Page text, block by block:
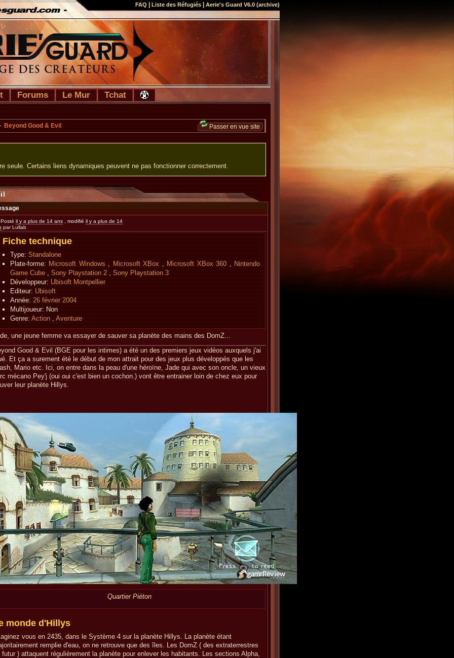
FAQ Liste des Réfugiés Aerie's Guard V6.0 (archive)
Forums Le Mur Tchat
Passer en vue site
Beyond Good & Evil
seule. Certains liens dynamiques peuvent ne pas fonctionner correctement.
Posté il y a plus de 14 ans , modifié il y a plus de 14
par Lullab
Fiche technique
Type: Standalone
Plate-forme: Microsoft Windows , Microsoft XBox , Microsoft XBox 360 , Nintendo
Game Cube , Sony Playstation 2 , Sony Playstation 3
Développeur: Ubisoft Montpellier
Editeur: Ubisoft
Année: 26 février 2004
Multijoueur: Non
Genre: Action , Aventure
une jeune femme va essayer de sauver sa planète des mains des DomZ...
Good & Evil (BGE pour les intimes) a été un des premiers jeux vidéos auxquels j'ai
Et ça a surement été le début de mon attrait pour des jeux plus développés que les
Mario etc. Ici, on entre dans la peau d'une héroïne, Jade qui avec son oncle, un vieux
mécano Pey'j (oui oui c'est bien un cochon.) vont être entrainer loin de chez eux pour
leur planète Hillys.
Quartier Piéton
monde d'Hillys
vous en 2435, dans le Système 4 sur la planète Hillys. La planète étant
remplie d'eau, on ne retrouve que des îles. Les DomZ ( des extraterrestres
futur ) attaquent régulièrement la planète pour enlever les habitants. Les sections Alpha,